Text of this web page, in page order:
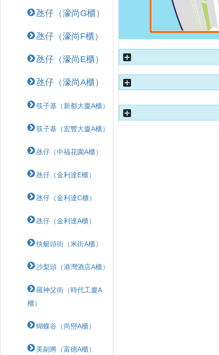
氹仔（濠尚G櫃）
氹仔（濠尚F櫃）
氹仔（濠尚E櫃）
氹仔（濠尚A櫃）
筷子基（新都大廈A櫃）
筷子基（宏豐大廈A櫃）
氹仔（中福花園A櫃）
氹仔（金利達E櫃）
氹仔（金利達C櫃）
氹仔（金利達A櫃）
快艇頭街（米街A櫃）
沙梨頭（港灣酒店A櫃）
羅神父街（時代工廈A
櫃）
蝴蝶⾕（尚巒A櫃）
美副將（富德A櫃）